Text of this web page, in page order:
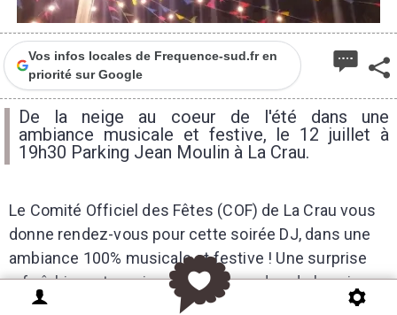
Vos infos locales de Frequence-sud.fr en
priorité sur Google
De la neige au coeur de l'été dans une
ambiance musicale et festive, le 12 juillet à
19h30 Parking Jean Moulin à La Crau.
Le Comité Officiel des Fêtes (COF) de La Crau vous
donne rendez-vous pour cette soirée DJ, dans une
ambiance 100% musicale et festive ! Une surprise
rafraîchissante ravira petits et grands… de la neige
en plein cœur de l’été !